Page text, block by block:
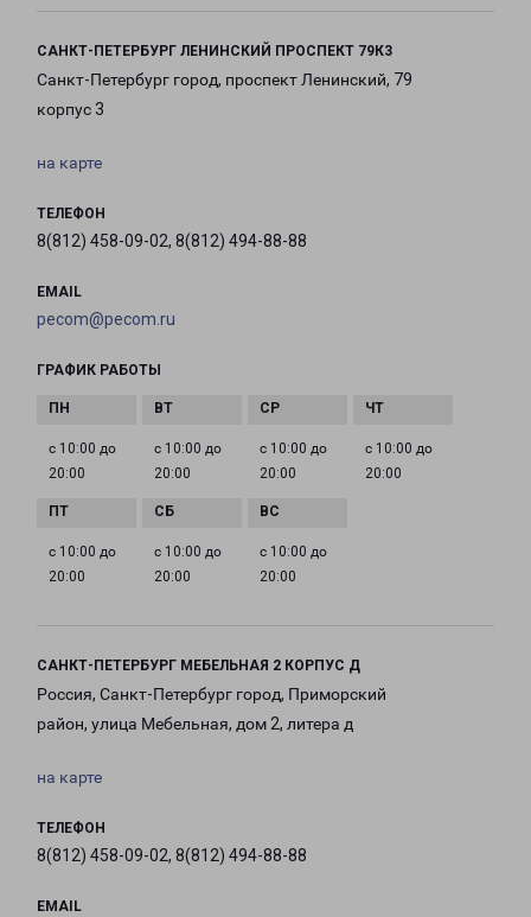
САНКТ-ПЕТЕРБУРГ ЛЕНИНСКИЙ ПРОСПЕКТ 79К3
Санкт-Петербург город, проспект Ленинский, 79
корпус 3
на карте
ТЕЛЕФОН
8(812) 458-09-02, 8(812) 494-88-88
EMAIL
pecom@pecom.ru
ГРАФИК РАБОТЫ
с 10:00 до
20:00
с 10:00 до
20:00
с 10:00 до
20:00
с 10:00 до
20:00
с 10:00 до
20:00
с 10:00 до
20:00
с 10:00 до
20:00
САНКТ-ПЕТЕРБУРГ МЕБЕЛЬНАЯ 2 КОРПУС Д
Россия, Санкт-Петербург город, Приморский
район, улица Мебельная, дом 2, литера д
на карте
ТЕЛЕФОН
8(812) 458-09-02, 8(812) 494-88-88
EMAIL